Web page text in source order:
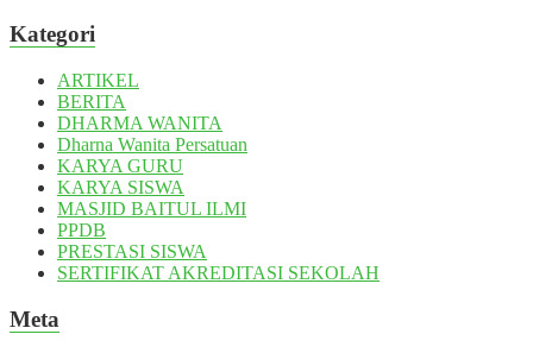
Kategori
ARTIKEL
BERITA
DHARMA WANITA
Dharna Wanita Persatuan
KARYA GURU
KARYA SISWA
MASJID BAITUL ILMI
PPDB
PRESTASI SISWA
SERTIFIKAT AKREDITASI SEKOLAH
Meta